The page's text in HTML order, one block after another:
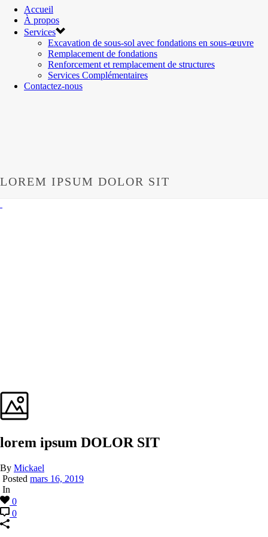
Accueil
À propos
Services
Excavation de sous-sol avec fondations en sous-œuvre
Remplacement de fondations
Renforcement et remplacement de structures
Services Complémentaires
Contactez-nous
LOREM IPSUM DOLOR SIT
lorem ipsum DOLOR SIT
By Mickael
Posted mars 16, 2019
In
0
0